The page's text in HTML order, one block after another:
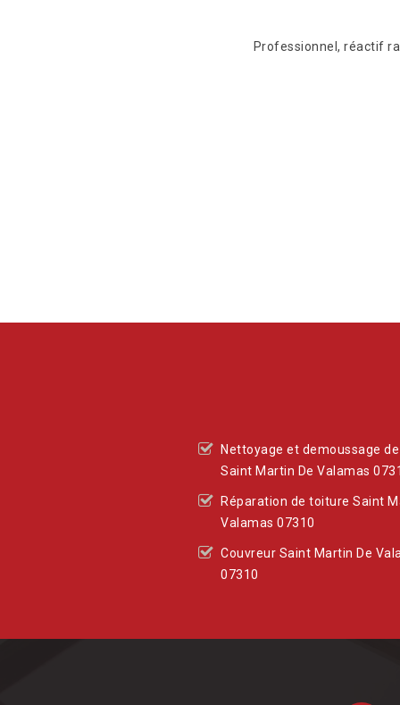
Professionnel, réactif
Nettoyage et demoussage
Saint Martin De Valamas
Réparation de toiture Saint
Valamas 07310
Couvreur Saint Martin De
07310